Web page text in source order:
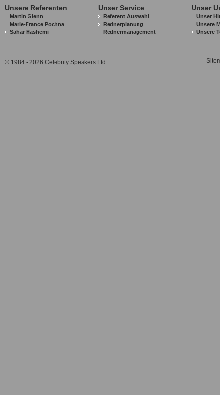
Unsere Referenten
Martin Glenn
Marie-France Pochna
Sahar Hashemi
Unser Service
Referent Auswahl
Rednerplanung
Rednermanagement
Unser
Unser
Unsere
Unsere
© 1984 - 2026 Celebrity Speakers Ltd